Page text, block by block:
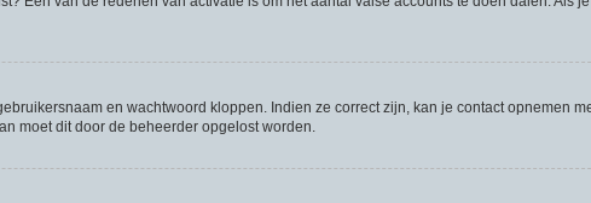
en wachtwoord kloppen. Indien ze correct zijn, kan je contact opnemen
moet dit door de beheerder opgelost worden.